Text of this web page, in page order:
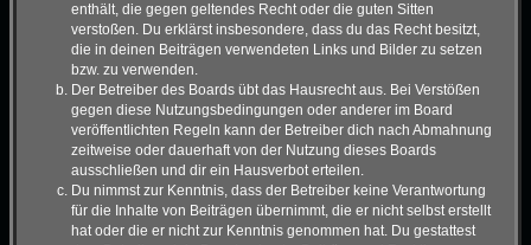
enthält, die gegen geltendes Recht oder die guten Sitten
verstoßen. Du erklärst insbesondere, dass du das Recht besitzt,
die in deinen Beiträgen verwendeten Links und Bilder zu setzen
bzw. zu verwenden.
Der Betreiber des Boards übt das Hausrecht aus. Bei Verstößen
gegen diese Nutzungsbedingungen oder anderer im Board
veröffentlichten Regeln kann der Betreiber dich nach Abmahnung
zeitweise oder dauerhaft von der Nutzung dieses Boards
ausschließen und dir ein Hausverbot erteilen.
Du nimmst zur Kenntnis, dass der Betreiber keine Verantwortung
für die Inhalte von Beiträgen übernimmt, die er nicht selbst erstellt
hat oder die er nicht zur Kenntnis genommen hat. Du gestattest